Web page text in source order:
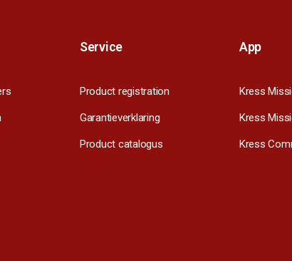
Service
Product registration
Garantieverklaring
Product catalogus
App
Kress
Kress
Kress